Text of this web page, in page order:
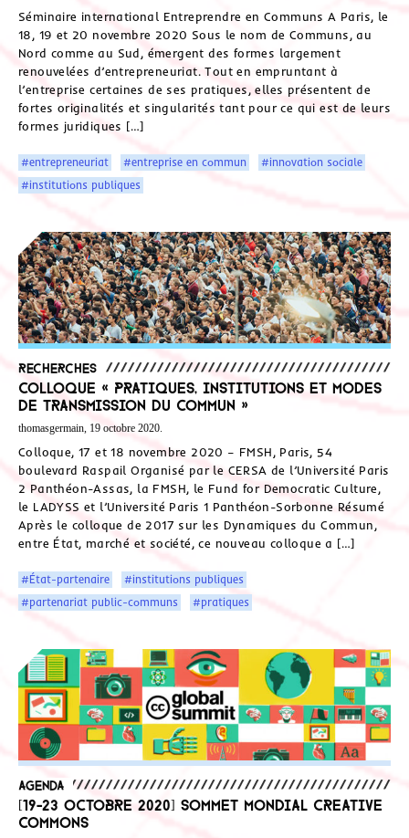
Séminaire international Entreprendre en Communs A Paris, le
18, 19 et 20 novembre 2020 Sous le nom de Communs, au
Nord comme au Sud, émergent des formes largement
renouvelées d’entrepreneuriat. Tout en empruntant à
l’entreprise certaines de ses pratiques, elles présentent de
fortes originalités et singularités tant pour ce qui est de leurs
formes juridiques […]
#entrepreneuriat #entreprise en commun
#innovation sociale
#institutions publiques
Recherches
Colloque « Pratiques, institutions et modes
de transmission du commun »
thomasgermain, 19 octobre 2020.
Colloque, 17 et 18 novembre 2020 – FMSH, Paris, 54
boulevard Raspail Organisé par le CERSA de l’Université Paris
2 Panthéon-Assas, la FMSH, le Fund for Democratic Culture,
le LADYSS et l’Université Paris 1 Panthéon-Sorbonne Résumé
Après le colloque de 2017 sur les Dynamiques du Commun,
entre État, marché et société, ce nouveau colloque a […]
#État-partenaire
#institutions publiques
#partenariat public-communs
#pratiques
Agenda
[19-23 octobre 2020] Sommet Mondial Creative
Commons